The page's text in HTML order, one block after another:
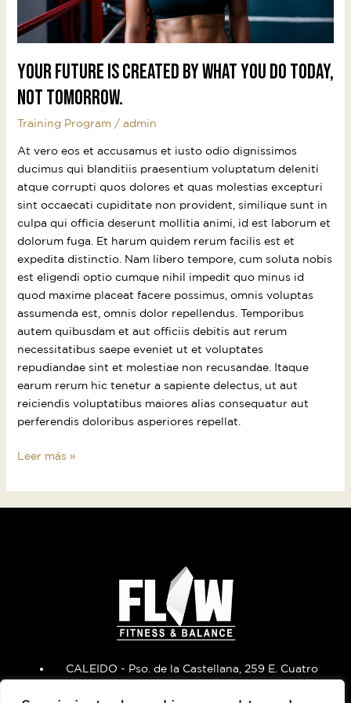
Your future is created by what you do today,
not tomorrow.
Training Program/ admin
At vero eos et accusamus et iusto odio dignissimos
ducimus qui blanditiis praesentium voluptatum deleniti
atque corrupti quos dolores et quas molestias excepturi
sint occaecati cupiditate non provident, similique sunt in
culpa qui officia deserunt mollitia animi, id est laborum et
dolorum fuga. Et harum quidem rerum facilis est et
expedita distinctio. Nam libero tempore, cum soluta nobis
est eligendi optio cumque nihil impedit quo minus id
quod maxime placeat facere possimus, omnis voluptas
assumenda est, omnis dolor repellendus. Temporibus
autem quibusdam et aut officiis debitis aut rerum
necessitatibus saepe eveniet ut et voluptates
repudiandae sint et molestiae non recusandae. Itaque
earum rerum hic tenetur a sapiente delectus, ut aut
reiciendis voluptatibus maiores alias consequatur aut
perferendis doloribus asperiores repellat.
today,
not
tomorrow.
Leer más »
CALEIDO - Pso. de la Castellana, 259 E. Cuatro